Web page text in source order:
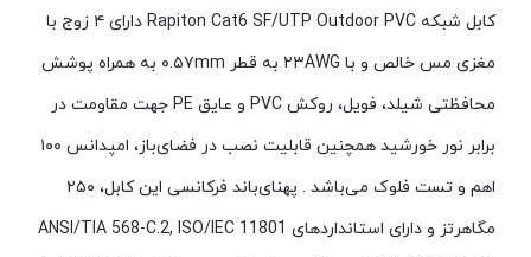
کابل شبکه Rapiton Cat6 SF/UTP Outdoor PVC دارای ۴ زوج با
مغزی مس خالص و با ۲۳AWG به قطر ۰.۵۷mm به همراه پوشش
محافظتی شیلد، فویل، روکش PVC و عایق PE جهت مقاومت در
برابر نور خورشید همچنین قابلیت نصب در فضای‌باز، امپدانس ۱۰۰
اهم و تست فلوک می‌باشد . پهنای‌باند فرکانسی این کابل، ۲۵۰
مگاهرتز و دارای استانداردهای ANSI/TIA 568-C.2, ISO/IEC 11801